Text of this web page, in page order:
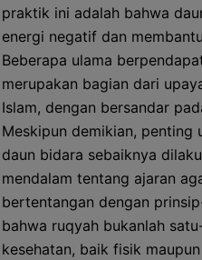
praktik ini adalah bahwa
energi negatif dan
Beberapa ulama
merupakan bagian dari
Islam, dengan bersandar
Meskipun demikian, penting
daun bidara sebaiknya
mendalam tentang ajaran
bertentangan dengan
bahwa ruqyah bukanlah
kesehatan, baik fisik